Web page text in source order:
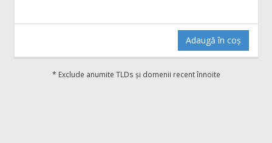
Adaugă în coș
* Exclude anumite TLDs și domenii recent înnoite